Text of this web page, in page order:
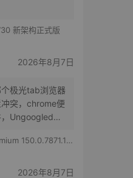
新架构正式版
2026年8月7日
极光tab浏览器
突，chrome便
Ungoogled
光tab插件消失
1.1 果核优化便携版
2026年8月7日